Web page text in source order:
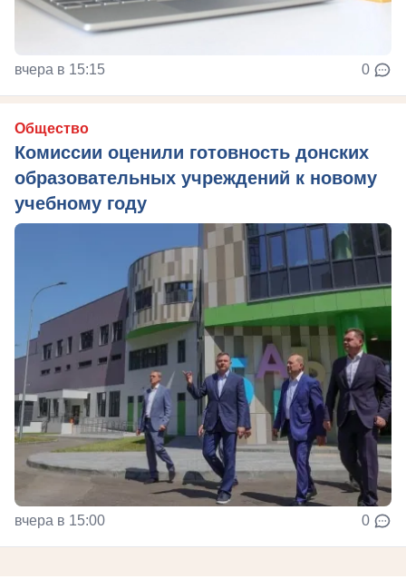
вчера в 15:15 0
Общество
Комиссии оценили готовность донских
образовательных учреждений к новому
учебному году
вчера в 15:00 0